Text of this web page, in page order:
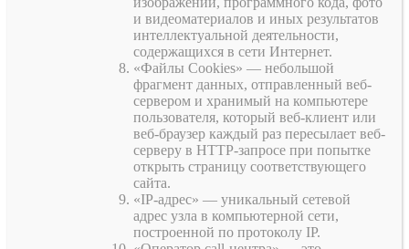
и видеоматериалов и иных результатов
интеллектуальной деятельности,
содержащихся в сети Интернет.
«Файлы Cookies» — небольшой
фрагмент данных, отправленный веб-
сервером и хранимый на компьютере
пользователя, который веб-клиент или
веб-браузер каждый раз пересылает веб-
серверу в HTTP-запросе при попытке
открыть страницу соответствующего
сайта.
«IP-адрес» — уникальный сетевой
адрес узла в компьютерной сети,
построенной по протоколу IP.